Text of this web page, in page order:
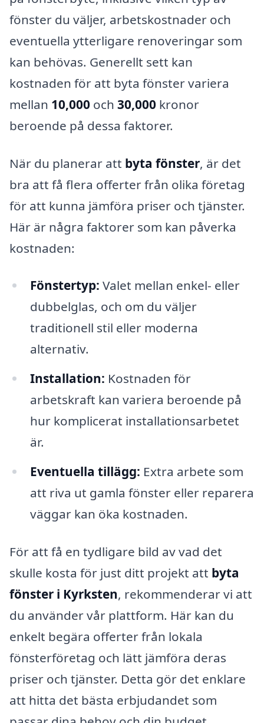
fönster du väljer, arbetskostnader och
eventuella ytterligare renoveringar som
kan behövas. Generellt sett kan
kostnaden för att byta fönster variera
mellan 10,000 och 30,000 kronor
beroende på dessa faktorer.
När du planerar att byta fönster, är det
bra att få flera offerter från olika företag
för att kunna jämföra priser och tjänster.
Här är några faktorer som kan påverka
kostnaden:
Fönstertyp: Valet mellan enkel- eller
dubbelglas, och om du väljer
traditionell stil eller moderna
alternativ.
Installation: Kostnaden för
arbetskraft kan variera beroende på
hur komplicerat installationsarbetet
är.
Eventuella tillägg: Extra arbete som
att riva ut gamla fönster eller reparera
väggar kan öka kostnaden.
För att få en tydligare bild av vad det
skulle kosta för just ditt projekt att byta
fönster i Kyrksten, rekommenderar vi att
du använder vår plattform. Här kan du
enkelt begära offerter från lokala
fönsterföretag och lätt jämföra deras
priser och tjänster. Detta gör det enklare
att hitta det bästa erbjudandet som